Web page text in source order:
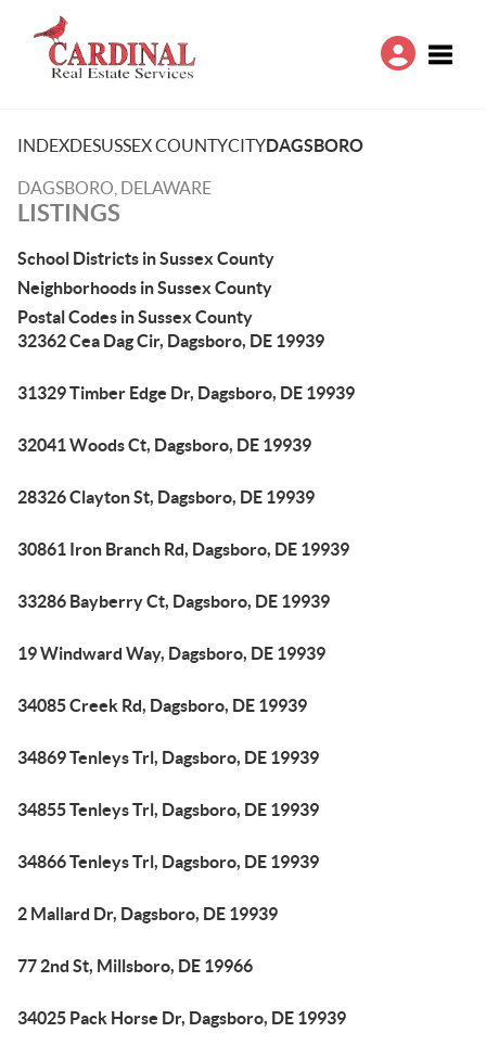
INDEXDESUSSEX COUNTYCITYDAGSBORO
DAGSBORO, DELAWARE
LISTINGS
School Districts in Sussex County
Neighborhoods in Sussex County
Postal Codes in Sussex County
32362 Cea Dag Cir, Dagsboro, DE 19939
31329 Timber Edge Dr, Dagsboro, DE 19939
32041 Woods Ct, Dagsboro, DE 19939
28326 Clayton St, Dagsboro, DE 19939
30861 Iron Branch Rd, Dagsboro, DE 19939
33286 Bayberry Ct, Dagsboro, DE 19939
19 Windward Way, Dagsboro, DE 19939
34085 Creek Rd, Dagsboro, DE 19939
34869 Tenleys Trl, Dagsboro, DE 19939
34855 Tenleys Trl, Dagsboro, DE 19939
34866 Tenleys Trl, Dagsboro, DE 19939
2 Mallard Dr, Dagsboro, DE 19939
77 2nd St, Millsboro, DE 19966
34025 Pack Horse Dr, Dagsboro, DE 19939